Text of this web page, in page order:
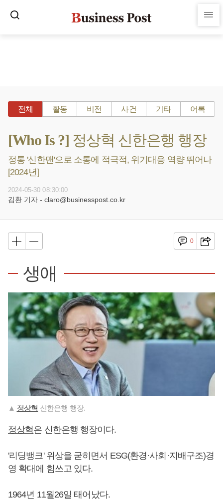
전체 활동 비전 사건 기타 어록
[Who Is ?] 정상혁 신한은행 행장
정통 '신한맨'으로 소통에 적극적, 위기대응 역량 뛰어나
[2024년]
2024-05-30 08:30:00
김환 기자 - claro@businesspost.co.kr
0
생애
▲ 정상혁 신한은행 행장.
정상혁은 신한은행 행장이다.
'리딩뱅크' 위상을 굳히면서 ESG(환경·사회·지배구조)경
영 확대에 힘쓰고 있다.
1964년 11월26일 태어났다.